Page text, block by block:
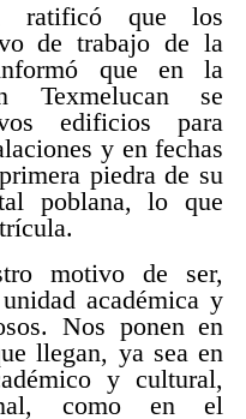
ratificó que los
de trabajo de la
que en la
Texmelucan se
edificios para
y en fechas
piedra de su
poblana, lo que
motivo de ser,
académica y
Nos ponen en
llegan, ya sea en
y cultural,
como en el